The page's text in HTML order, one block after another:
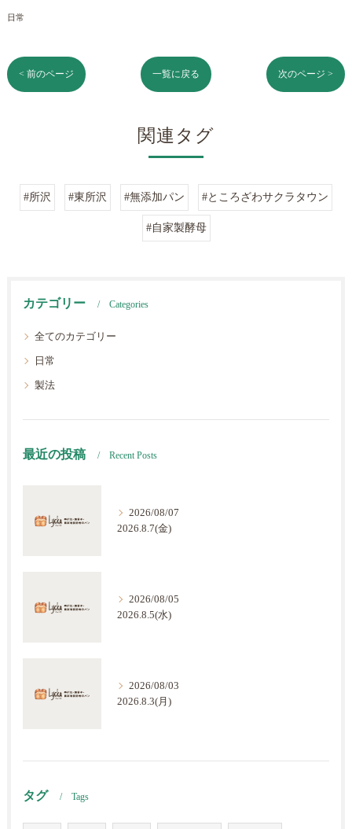
日常
< 前のページ 一覧に戻る 次のページ >
関連タグ
#所沢 #東所沢 #無添加パン #ところざわサクラタウン
#自家製酵母
カテゴリー Categories
全てのカテゴリー
日常
製法
最近の投稿 Recent Posts
2026/08/07
2026.8.7(金)
2026/08/05
2026.8.5(水)
2026/08/03
2026.8.3(月)
タグ Tags